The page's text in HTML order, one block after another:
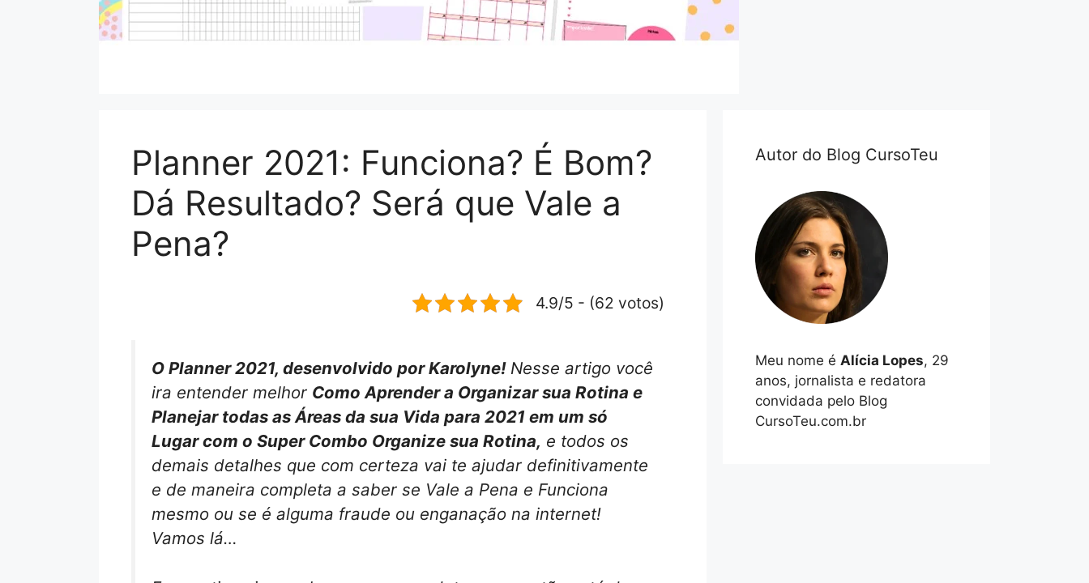
Planner 2021: Funciona? É Bom?
Dá Resultado? Será que Vale a
Pena?
4.9/5 - (62 votos)
O Planner 2021, desenvolvido por Karolyne! Nesse artigo você
ira entender melhor Como Aprender a Organizar sua Rotina e
Planejar todas as Áreas da sua Vida para 2021 em um só
Lugar com o Super Combo Organize sua Rotina, e todos os
demais detalhes que com certeza vai te ajudar definitivamente
e de maneira completa a saber se Vale a Pena e Funciona
mesmo ou se é alguma fraude ou enganação na internet!
Vamos lá…
Autor do Blog CursoTeu
Meu nome é Alícia Lopes, 29
anos, jornalista e redatora
convidada pelo Blog
CursoTeu.com.br